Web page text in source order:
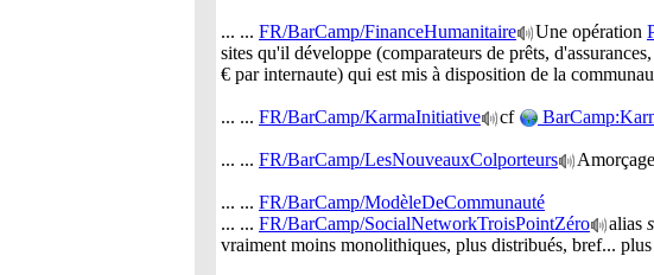
... ... FR/BarCamp/FinanceHumanitaire Une opération
sites qu'il développe (comparateurs de prêts,
€ par internaute) qui est mis à disposition de la
... ... FR/BarCamp/KarmaInitiative cf
... ... FR/BarCamp/LesNouveauxColporteurs
... ... FR/BarCamp/ModèleDeCommunauté
... ... FR/BarCamp/SocialNetworkTroisPointZéro alias
vraiment moins monolithiques, plus distribués, bref...